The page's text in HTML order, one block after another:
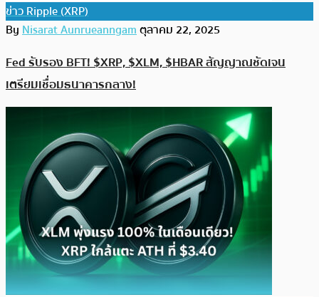
ข่าว Ripple (XRP)
ByNisarat Aunrueanngamตุลาคม 22, 2025
Fed รับรอง BFT! $XRP, $XLM, $HBAR สัญญาณชัดเจน
เตรียมเชื่อมธนาคารกลาง!